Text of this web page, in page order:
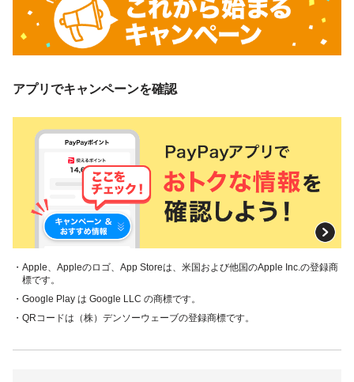
アプリでキャンペーンを確認
・Apple、Appleのロゴ、App Storeは、米国および他国のApple Inc.の登録商
標です。
・Google Play は Google LLC の商標です。
・QRコードは（株）デンソーウェーブの登録商標です。